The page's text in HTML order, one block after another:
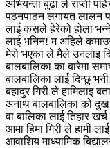
अभियन्ता बुढा ले राप्ती
पठनपाठन लगायत लालन
लाई कसले हेरेको होला भन्ने
लाई भनिन! म अहिले
मेरो भएका ले मैले उनलाइ
बालबालिका का बारेमा
बालबालिका लाई दिन्छु
बहादुर गिरी ले हामिलाइ
अनाथ बालबालिका को
वा बालिका लाई तिहार
आमा हिमा गिरी ले हामी
आवाशिय माध्यामिक